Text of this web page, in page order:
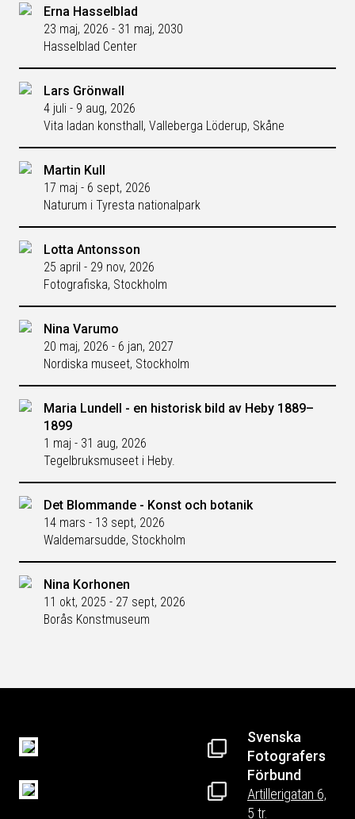
Erna Hasselblad
23 maj, 2026 - 31 maj, 2030
Hasselblad Center
Lars Grönwall
4 juli - 9 aug, 2026
Vita ladan konsthall, Valleberga Löderup, Skåne
Martin Kull
17 maj - 6 sept, 2026
Naturum i Tyresta nationalpark
Lotta Antonsson
25 april - 29 nov, 2026
Fotografiska, Stockholm
Nina Varumo
20 maj, 2026 - 6 jan, 2027
Nordiska museet, Stockholm
Maria Lundell - en historisk bild av Heby 1889–
1899
1 maj - 31 aug, 2026
Tegelbruksmuseet i Heby.
Det Blommande - Konst och botanik
14 mars - 13 sept, 2026
Waldemarsudde, Stockholm
Nina Korhonen
11 okt, 2025 - 27 sept, 2026
Borås Konstmuseum
Svenska
Fotografers
Förbund
Artillerigatan 6,
5 tr.